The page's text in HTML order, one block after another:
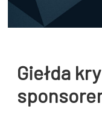
Giełda